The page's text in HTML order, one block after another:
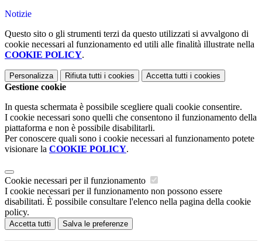
Notizie
Questo sito o gli strumenti terzi da questo utilizzati si avvalgono di
cookie necessari al funzionamento ed utili alle finalità illustrate nella
COOKIE POLICY.
Personalizza Rifiuta tutti i cookies Accetta tutti i cookies
Gestione cookie
In questa schermata è possibile scegliere quali cookie consentire.
I cookie necessari sono quelli che consentono il funzionamento della
piattaforma e non è possibile disabilitarli.
Per conoscere quali sono i cookie necessari al funzionamento potete
visionare la COOKIE POLICY.
Cookie necessari per il funzionamento
I cookie necessari per il funzionamento non possono essere
disabilitati. È possibile consultare l'elenco nella pagina della cookie
policy.
Accetta tutti Salva le preferenze